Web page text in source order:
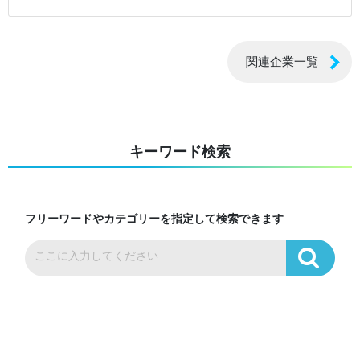
関連企業一覧
キーワード検索
フリーワードやカテゴリーを指定して検索できます